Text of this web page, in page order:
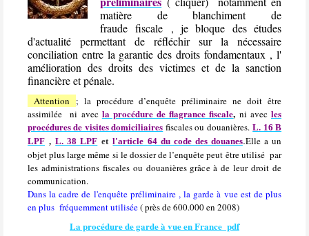
matière de blanchiment de
fraude fiscale , je bloque des études
d'actualité permettant de réfléchir sur la nécessaire
conciliation entre la garantie des droits fondamentaux , l'
amélioration des droits des victimes et de la sanction
financière et pénale.
Attention ; la procédure d’enquête préliminaire ne doit être
assimilée
ni avec la procédure de flagrance fiscale, ni avecles
procédures de visites domiciliaires fiscales ou douanières. L. 16 B
LPF , L. 38 LPF et l'article 64 du code des douanes.Elle a un
objet plus large même si le dossier de l’enquête peut être utilisé par
les administrations fiscales ou douanières grâce à de leur droit de
communication.
Dans la cadre de l'enquête préliminaire , la garde à vue est de plus
en plus fréquemment utilisée( près de 600.000 en 2008)
La procédure de garde à vue en France pdf